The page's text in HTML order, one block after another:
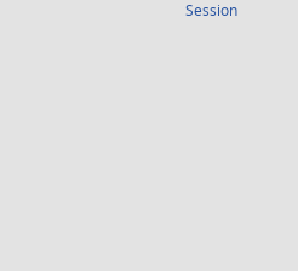
Session(Wird in